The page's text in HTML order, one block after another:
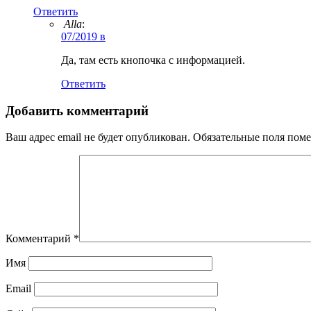
Ответить
Alla:
07/2019 в
Да, там есть кнопочка с информацией.
Ответить
Добавить комментарий
Ваш адрес email не будет опубликован. Обязательные поля
Комментарий *
Имя
Email